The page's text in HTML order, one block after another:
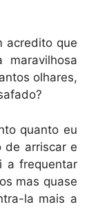
acredito que
olhares,
quanto eu
de arriscar e
a frequentar
mas quase
la mais a